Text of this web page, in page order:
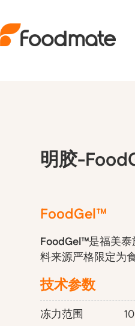
明胶-
FoodGel™
FoodGel™是福美
料来源严格限定为
技术参数
冻力范围